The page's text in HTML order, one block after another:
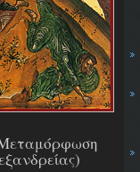
Μεταμόρφωση